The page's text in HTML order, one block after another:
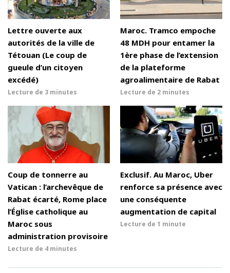
Lettre ouverte aux
autorités de la ville de
Tétouan (Le coup de
gueule d’un citoyen
excédé)
Lecture de 3 minutes
Maroc. Tramco empoche
48 MDH pour entamer la
1ère phase de l’extension
de la plateforme
agroalimentaire de Rabat
Lecture de 2 minutes
Coup de tonnerre au
Vatican : l’archevêque de
Rabat écarté, Rome place
l’Église catholique au
Maroc sous
administration provisoire
Lecture de 4 minutes
Exclusif. Au Maroc, Uber
renforce sa présence avec
une conséquente
augmentation de capital
Lecture de 1 minute